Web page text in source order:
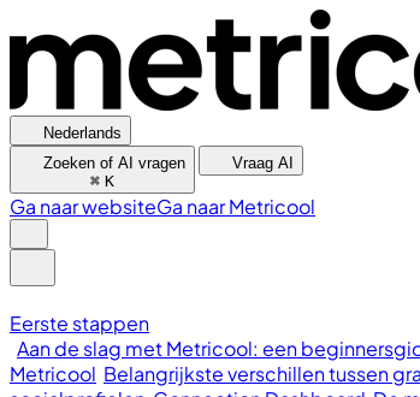
Nederlands
Zoeken of AI vragen
⌘ K
Vraag AI
Ga naar websiteGa naar Metricool
Eerste stappen
Aan de slag met Metricool: een
Metricool Belangrijkste verschillen tussen